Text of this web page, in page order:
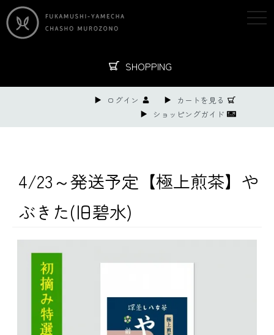
SHOPPING
ログイン
カートを見る
ショッピングガイド
4/23～発送予定【極上煎茶】や
ぶきた(旧碧水)